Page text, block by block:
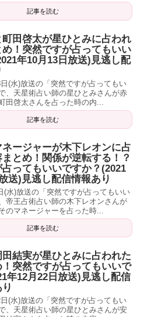
が、白石さんは本当はリーダ
を見る目がある。
陰に入っている。
と言う相談をしていた」
当の自分を見失っている。
記事を読む
田啓太が星ひとみに占われ
！突然ですが占ってもいい
年10月13日放送)見逃し配
(水)放送の「突然ですが占ってもい
、天星術占い師の星ひとみさんが赤
田啓太さんを占った時の内...
記事を読む
ージャーが木下レオンに占
とめ！関係が逆転する！？
ってもいいですか？(2021
送)見逃し配信情報あり
(水)放送の「突然ですが占ってもいい
帝王占術占い師の木下レオンさんが
のマネージャーを占った時...
記事を読む
結実が星ひとみに占われた
突然ですが占ってもいいで
年12月22日放送)見逃し配信
(水)放送の「突然ですが占ってもい
、天星術占い師の星ひとみさんが安